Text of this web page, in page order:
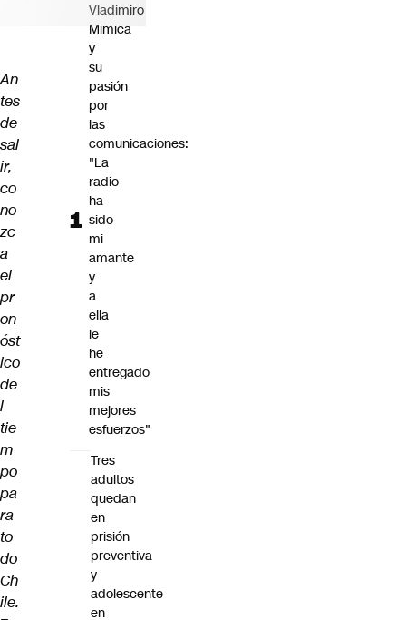
An
tes
de
sal
ir,
co
no
zc
a
el
pr
on
óst
ico
de
l
tie
m
po
pa
ra
to
do
Ch
ile.
Vladimiro
Mimica
y
su
pasión
por
las
comunicaciones:
"La
radio
ha
sido
mi
amante
y
a
ella
le
he
entregado
mis
mejores
esfuerzos"
Tres
adultos
quedan
en
prisión
preventiva
y
adolescente
en